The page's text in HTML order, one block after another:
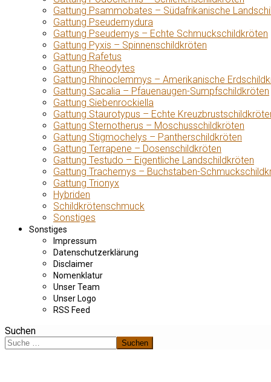
Gattung Psammobates – Südafrikanische
Gattung Pseudemydura
Gattung Pseudemys – Echte Schmuckschildkröten
Gattung Pyxis – Spinnenschildkröten
Gattung Rafetus
Gattung Rheodytes
Gattung Rhinoclemmys – Amerikanische
Gattung Sacalia – Pfauenaugen-Sumpfschildkröten
Gattung Siebenrockiella
Gattung Staurotypus – Echte
Gattung Sternotherus – Moschusschildkröten
Gattung Stigmochelys – Pantherschildkröten
Gattung Terrapene – Dosenschildkröten
Gattung Testudo – Eigentliche Landschildkröten
Gattung Trachemys – Buchstaben-
Gattung Trionyx
Hybriden
Schildkrötenschmuck
Sonstiges
Sonstiges
Impressum
Datenschutzerklärung
Disclaimer
Nomenklatur
Unser Team
Unser Logo
RSS Feed
Suchen
Suchen